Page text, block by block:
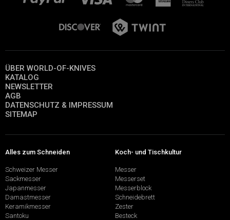
ÜBER WORLD-OF-KNIVES
KATALOG
NEWSLETTER
AGB
DATENSCHUTZ & IMPRESSUM
SITEMAP
Alles zum Schneiden
Schweizer Messer
Sackmesser
Japanmesser
Damastmesser
Keramikmesser
Santoku
Koch- und Tischkultur
Messer
Messerset
Messerblock
Schneidebrett
Zester
Besteck